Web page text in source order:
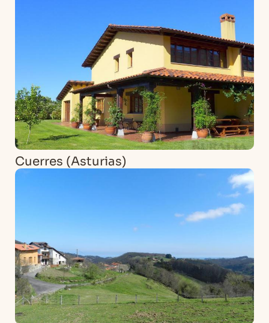
Cuerres (Asturias)